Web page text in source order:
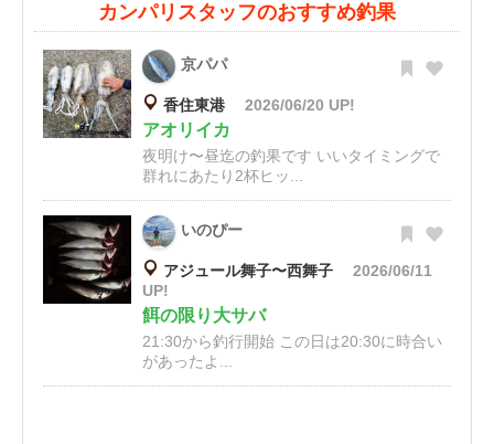
カンパリスタッフのおすすめ釣果
京パパ
香住東港 2026/06/20 UP!
アオリイカ
夜明け〜昼迄の釣果です いいタイミングで
群れにあたり2杯ヒッ...
いのぴー
アジュール舞子〜西舞子
2026/06/11
UP!
餌の限り大サバ
21:30から釣行開始 この日は20:30に時合い
があったよ...